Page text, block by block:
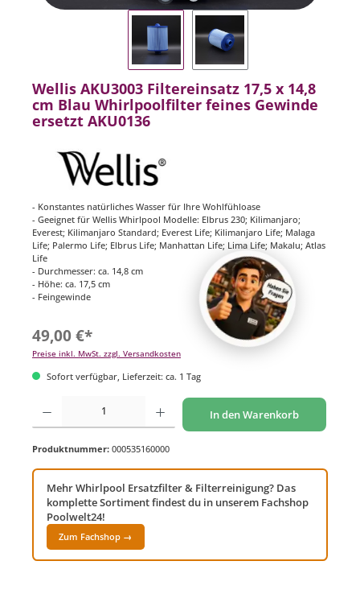
Wellis AKU3003 Filtereinsatz 17,5 x 14,8
cm Blau Whirlpoolfilter feines Gewinde
ersetzt AKU0136
- Konstantes natürliches Wasser für Ihre Wohlfühloase
- Geeignet für Wellis Whirlpool Modelle: Elbrus 230; Kilimanjaro;
Everest; Kilimanjaro Standard; Everest Life; Kilimanjaro Life; Malaga
Life; Palermo Life; Elbrus Life; Manhattan Life; Lima Life; Makalu; Atlas
Life
- Durchmesser: ca. 14,8 cm
- Höhe: ca. 17,5 cm
- Feingewinde
49,00 €*
Preise inkl. MwSt. zzgl. Versandkosten
Sofort verfügbar, Lieferzeit: ca. 1 Tag
Produkt Anzahl: Gib den gewünschten Wert ein oder benutze die Schaltflächen um
In den Warenkorb
Produktnummer: 000535160000
Mehr Whirlpool Ersatzfilter & Filterreinigung? Das
komplette Sortiment findest du in unserem Fachshop
Poolwelt24!
Zum Fachshop →